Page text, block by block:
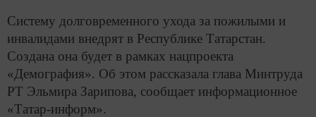
Cистему долговременного ухода за пожилыми и
инвалидами внедрят в Республике Татарстан.
Создана она будет в рамках нацпроекта
«Демография». Об этом рассказала глава Минтруда
РТ Эльмира Зарипова, сообщает информационное
«Татар-информ».